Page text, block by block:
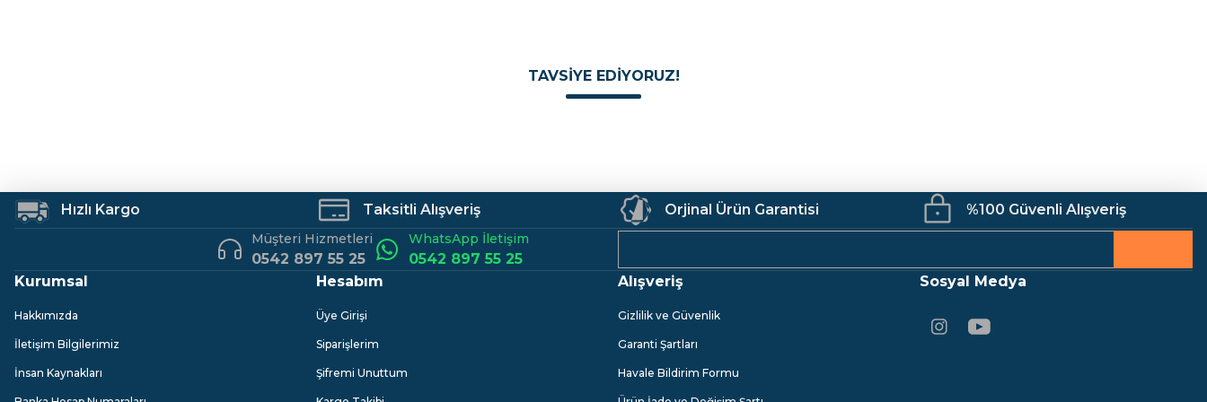
TAVSİYE EDİYORUZ!
689,81 TL
Hızlı Kargo Taksitli Alışveriş Orjinal Ürün Garantisi %100 Güvenli Alışveriş
Müşteri Hizmetleri
0542 897 55 25
WhatsApp İletişim
0542 897 55 25
Kurumsal
Hakkımızda
İletişim Bilgilerimiz
İnsan Kaynakları
Hesabım
Üye Girişi
Siparişlerim
Şifremi Unuttum
Alışveriş
Gizlilik ve Güvenlik
Garanti Şartları
Havale Bildirim Formu
Sosyal Medya